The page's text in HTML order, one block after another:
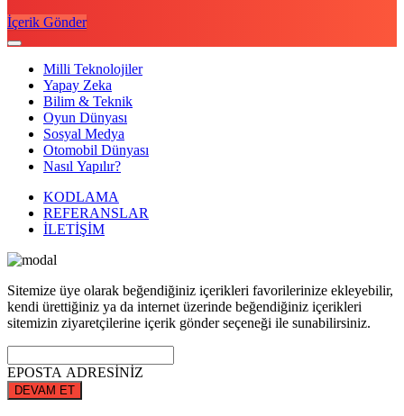
İçerik Gönder
Milli Teknolojiler
Yapay Zeka
Bilim & Teknik
Oyun Dünyası
Sosyal Medya
Otomobil Dünyası
Nasıl Yapılır?
KODLAMA
REFERANSLAR
İLETİŞİM
Sitemize üye olarak beğendiğiniz içerikleri favorilerinize ekleyebilir,
kendi ürettiğiniz ya da internet üzerinde beğendiğiniz içerikleri
sitemizin ziyaretçilerine içerik gönder seçeneği ile sunabilirsiniz.
EPOSTA ADRESİNİZ
DEVAM ET